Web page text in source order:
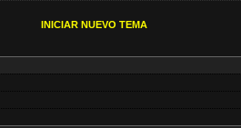
INICIAR NUEVO TEMA